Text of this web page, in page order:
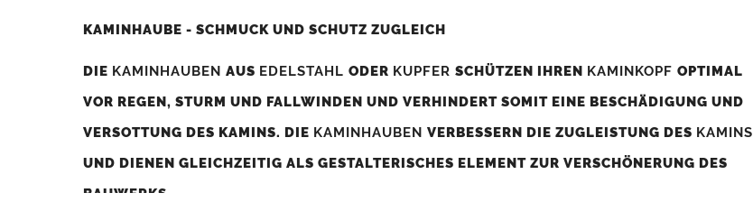
KAMINHAUBE - SCHMUCK UND SCHUTZ ZUGLEICH
DIE KAMINHAUBEN AUS EDELSTAHL ODER KUPFER SCHÜTZEN IHREN KAMINKOPF OPTIMAL
VOR REGEN, STURM UND FALLWINDEN UND VERHINDERT SOMIT EINE BESCHÄDIGUNG UND
VERSOTTUNG DES KAMINS. DIE KAMINHAUBEN VERBESSERN DIE ZUGLEISTUNG DES KAMINS
UND DIENEN GLEICHZEITIG ALS GESTALTERISCHES ELEMENT ZUR VERSCHÖNERUNG DES
BAUWERKS.